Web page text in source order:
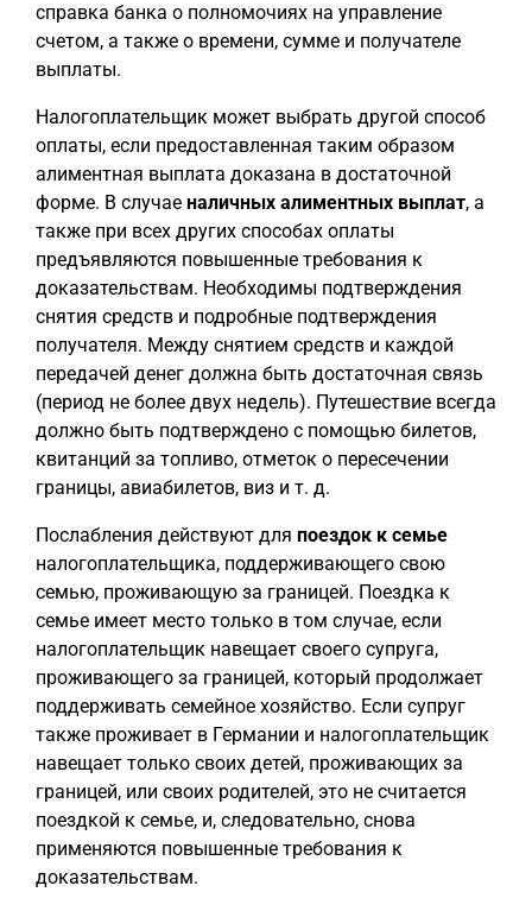
справка банка о полномочиях на управление
счетом, а также о времени, сумме и получателе
выплаты.
Налогоплательщик может выбрать другой способ
оплаты, если предоставленная таким образом
алиментная выплата доказана в достаточной
форме. В случае наличных алиментных выплат, а
также при всех других способах оплаты
предъявляются повышенные требования к
доказательствам. Необходимы подтверждения
снятия средств и подробные подтверждения
получателя. Между снятием средств и каждой
передачей денег должна быть достаточная связь
(период не более двух недель). Путешествие всегда
должно быть подтверждено с помощью билетов,
квитанций за топливо, отметок о пересечении
границы, авиабилетов, виз и т. д.
Послабления действуют для поездок к семье
налогоплательщика, поддерживающего свою
семью, проживающую за границей. Поездка к
семье имеет место только в том случае, если
налогоплательщик навещает своего супруга,
проживающего за границей, который продолжает
поддерживать семейное хозяйство. Если супруг
также проживает в Германии и налогоплательщик
навещает только своих детей, проживающих за
границей, или своих родителей, это не считается
поездкой к семье, и, следовательно, снова
применяются повышенные требования к
доказательствам.